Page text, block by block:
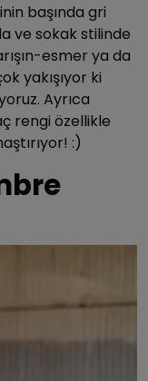
başında gri
ve sokak stilinde
esmer ya da
yakışıyor ki
Ayrıca
rengi özellikle
:)